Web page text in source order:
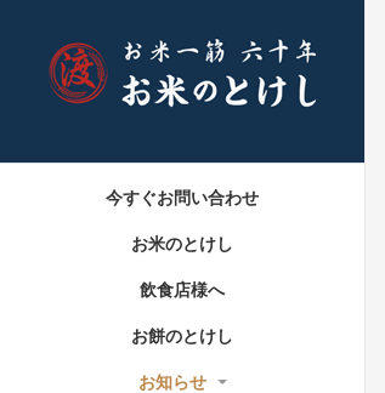
今すぐお問い合わせ
お米のとけし
飲食店様へ
お餅のとけし
お知らせ